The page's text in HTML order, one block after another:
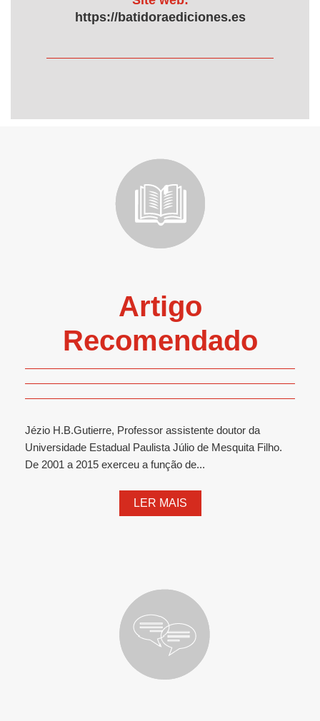
https://batidoraediciones.es
Artigo
Recomendado
Jézio H.B.Gutierre, Professor assistente doutor da
Universidade Estadual Paulista Júlio de Mesquita Filho.
De 2001 a 2015 exerceu a função de...
LER MAIS